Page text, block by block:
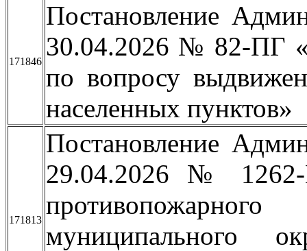
171846
Постановление
30.04.2026 № 82-ПГ
по вопросу
населенных пунктов»
171813
Постановление
29.04.2026 № 1262-
муниципального